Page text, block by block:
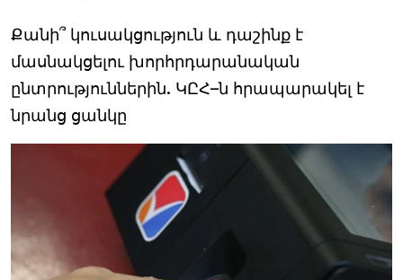
Քանի՞ կուսակցություն և դաշինք է
մասնակցելու խորհրդարանական
ընտրություններին. ԿԸՀ–ն հրապարակել է
նրանց ցանկը